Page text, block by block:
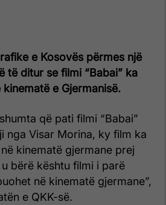
e Kosovës përmes një
të ditur se filmi “Babai” ka
e Gjermanisë.
që pati filmi “Babai”
nga Visar Morina, ky film ka
kinematë gjermane prej
bërë kështu filmi i parë
në kinematë gjermane”,
e QKK-së.